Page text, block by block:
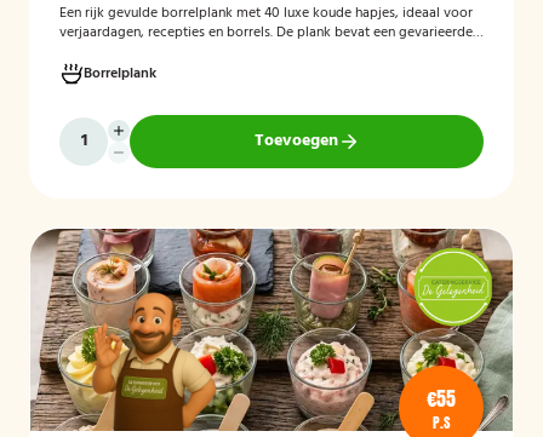
Een rijk gevulde borrelplank met 40 luxe koude hapjes, ideaal voor
verjaardagen, recepties en borrels. De plank bevat een gevarieerde
stijlvol worden gepresenteerd, zodat je gasten direct kunnen
genieten.
Borrelplank
Toevoegen
€55
P.S